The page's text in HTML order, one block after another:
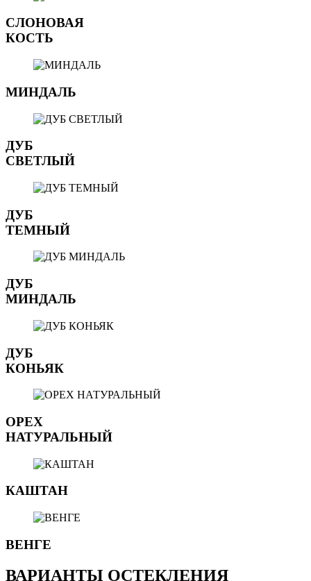
СЛОНОВАЯ
КОСТЬ
МИНДАЛЬ
ДУБ
СВЕТЛЫЙ
ДУБ
ТЕМНЫЙ
ДУБ
МИНДАЛЬ
ДУБ
КОНЬЯК
ОРЕХ
НАТУРАЛЬНЫЙ
КАШТАН
ВЕНГЕ
ВАРИАНТЫ ОСТЕКЛЕНИЯ